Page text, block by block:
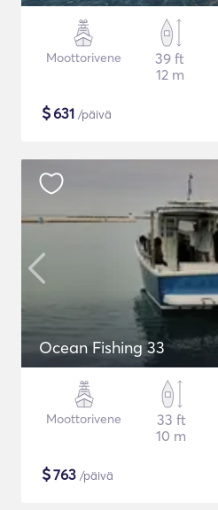
Moottorivene
39 ft
12 m
$631 /päivä
Ocean Fishing 33
Moottorivene
33 ft
10 m
$763 /päivä